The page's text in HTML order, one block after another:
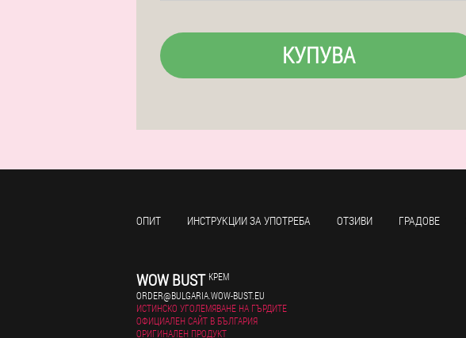
КУПУВА
ОПИТ ИНСТРУКЦИИ ЗА УПОТРЕБА ОТЗИВИ ГРАДОВЕ
WOW BUST КРЕМ
ORDER@BULGARIA.WOW-BUST.EU
ИСТИНСКО УГОЛЕМЯВАНЕ НА ГЪРДИТЕ
ОФИЦИАЛЕН САЙТ В БЪЛГАРИЯ
ОРИГИНАЛЕН ПРОДУКТ